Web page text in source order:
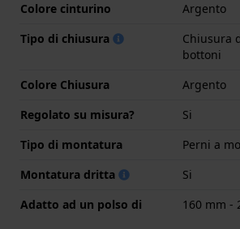
Colore cinturino
Argento
Tipo di chiusura
Chiusura
bottoni
Colore Chiusura
Argento
Regolato su misura?
Si
Tipo di montatura
Perni a
Montatura dritta
Si
Adatto ad un polso di
160 mm -